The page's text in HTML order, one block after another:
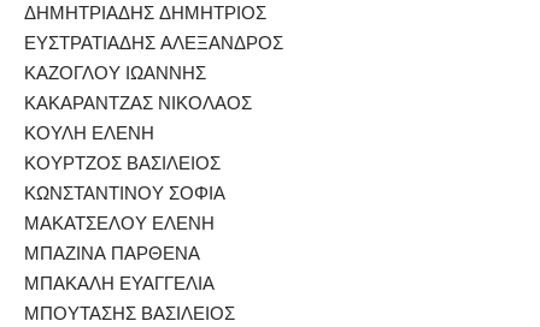
ΔΗΜΗΤΡΙΑΔΗΣ ΔΗΜΗΤΡΙΟΣ
ΕΥΣΤΡΑΤΙΑΔΗΣ ΑΛΕΞΑΝΔΡΟΣ
ΚΑΖΟΓΛΟΥ ΙΩΑΝΝΗΣ
ΚΑΚΑΡΑΝΤΖΑΣ ΝΙΚΟΛΑΟΣ
ΚΟΥΛΗ ΕΛΕΝΗ
ΚΟΥΡΤΖΟΣ ΒΑΣΙΛΕΙΟΣ
ΚΩΝΣΤΑΝΤΙΝΟΥ ΣΟΦΙΑ
ΜΑΚΑΤΣΕΛΟΥ ΕΛΕΝΗ
ΜΠΑΖΙΝΑ ΠΑΡΘΕΝΑ
ΜΠΑΚΑΛΗ ΕΥΑΓΓΕΛΙΑ
ΜΠΟΥΤΑΣΗΣ ΒΑΣΙΛΕΙΟΣ